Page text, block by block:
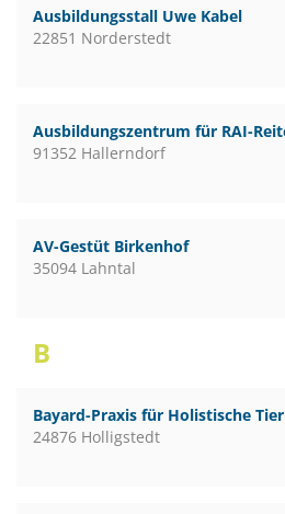
Ausbildungsstall Uwe Kabel
22851 Norderstedt
Ausbildungszentrum für RAI-
91352 Hallerndorf
AV-Gestüt Birkenhof
35094 Lahntal
B
Bayard-Praxis für Holistische
24876 Holligstedt